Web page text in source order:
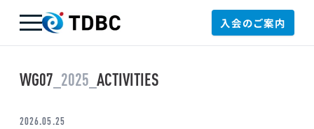
TDBC 入会のご案内
WG07 _2025_ ACTIVITIES
2026.05.25